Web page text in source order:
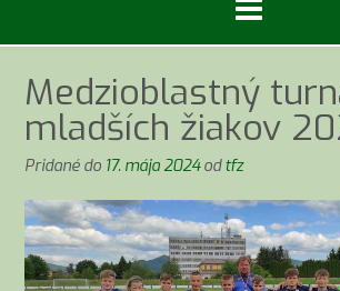
Medzioblastný
mladších žiakov
Pridané do 17. mája 2024odtfz